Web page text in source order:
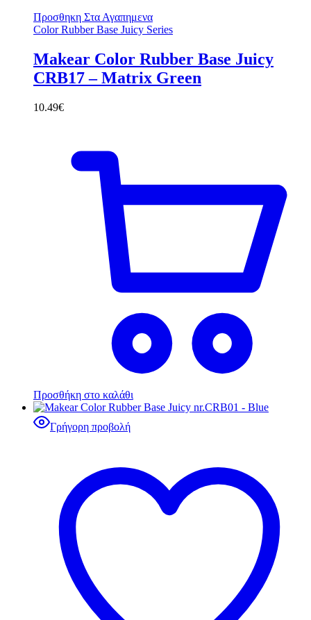
Προσθηκη Στα Αγαπημενα
Color Rubber Base Juicy Series
Makear Color Rubber Base Juicy
CRB17 – Matrix Green
10.49€
Προσθήκη στο καλάθι
Γρήγορη προβολή